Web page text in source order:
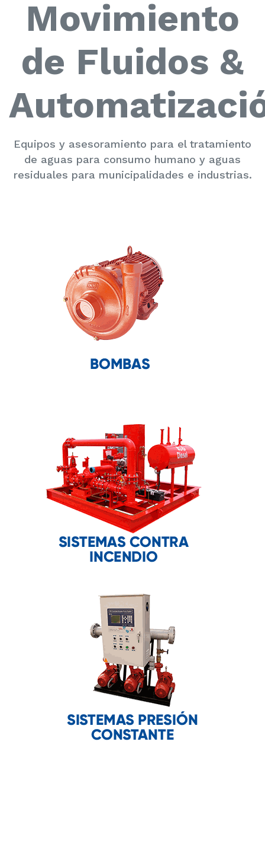
Movimiento
de Fluidos &
Equipos y asesoramiento para el tratamiento
de aguas para consumo humano y aguas
residuales para municipalidades e industrias.